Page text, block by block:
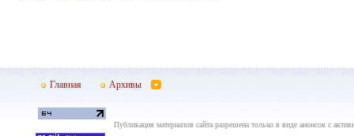
Главная Архивы
Публикация материалов сайта разрешена только в виде анонсов с